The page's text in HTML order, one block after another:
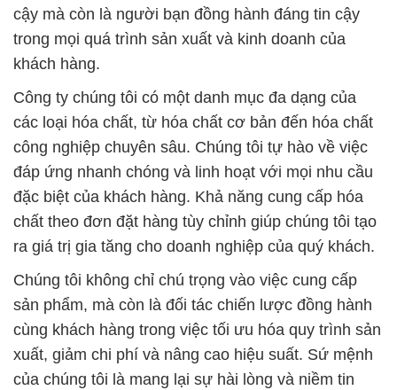
cậy mà còn là người bạn đồng hành đáng tin cậy
trong mọi quá trình sản xuất và kinh doanh của
khách hàng.
Công ty chúng tôi có một danh mục đa dạng của
các loại hóa chất, từ hóa chất cơ bản đến hóa chất
công nghiệp chuyên sâu. Chúng tôi tự hào về việc
đáp ứng nhanh chóng và linh hoạt với mọi nhu cầu
đặc biệt của khách hàng. Khả năng cung cấp hóa
chất theo đơn đặt hàng tùy chỉnh giúp chúng tôi tạo
ra giá trị gia tăng cho doanh nghiệp của quý khách.
Chúng tôi không chỉ chú trọng vào việc cung cấp
sản phẩm, mà còn là đối tác chiến lược đồng hành
cùng khách hàng trong việc tối ưu hóa quy trình sản
xuất, giảm chi phí và nâng cao hiệu suất. Sứ mệnh
của chúng tôi là mang lại sự hài lòng và niềm tin